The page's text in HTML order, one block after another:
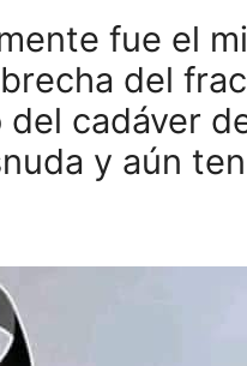
fue el
del
del cadáver
y aún